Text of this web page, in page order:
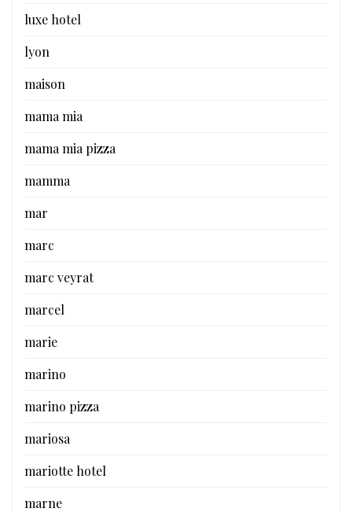
luxe hotel
lyon
maison
mama mia
mama mia pizza
mamma
mar
marc
marc veyrat
marcel
marie
marino
marino pizza
mariosa
mariotte hotel
marne